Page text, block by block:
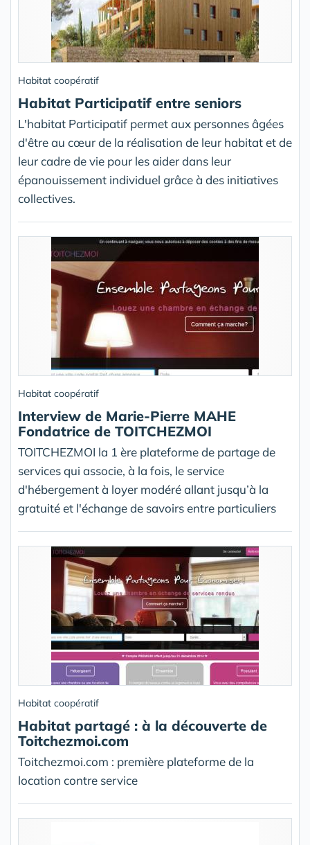
Habitat coopératif
Habitat Participatif entre seniors
L'habitat Participatif permet aux personnes âgées
d'être au cœur de la réalisation de leur habitat et de
leur cadre de vie pour les aider dans leur
épanouissement individuel grâce à des initiatives
collectives.
Habitat coopératif
Interview de Marie-Pierre MAHE
Fondatrice de TOITCHEZMOI
TOITCHEZMOI la 1 ère plateforme de partage de
services qui associe, à la fois, le service
d'hébergement à loyer modéré allant jusqu’à la
gratuité et l'échange de savoirs entre particuliers
Habitat coopératif
Habitat partagé : à la découverte de
Toitchezmoi.com
Toitchezmoi.com : première plateforme de la
location contre service